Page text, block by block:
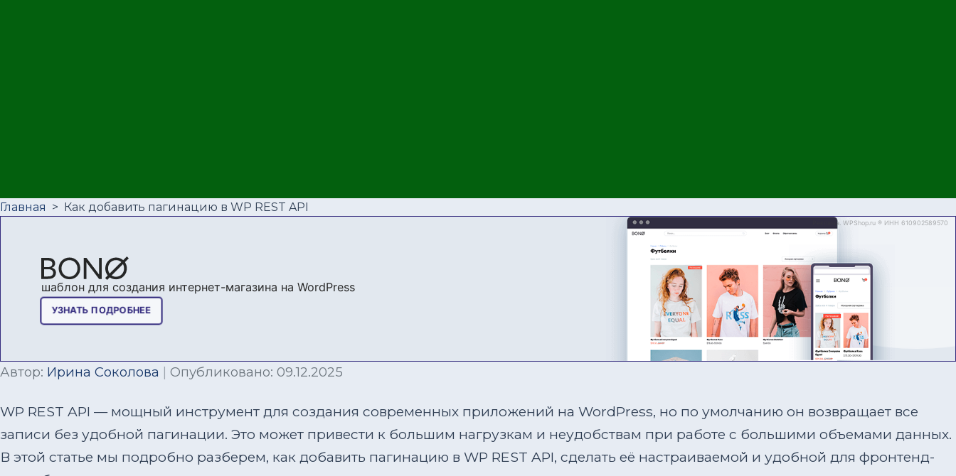
Главная > Как добавить пагинацию в WP REST API
Автор: Ирина Соколова | Опубликовано: 09.12.2025
WP REST API — мощный инструмент для создания современных приложений на WordPress, но по умолчанию он возвращает все
записи без удобной пагинации. Это может привести к большим нагрузкам и неудобствам при работе с большими объемами данных.
В этой статье мы подробно разберем, как добавить пагинацию в WP REST API, сделать её настраиваемой и удобной для фронтенд-